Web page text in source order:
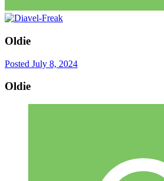
Oldie
Posted July 8, 2024
Oldie